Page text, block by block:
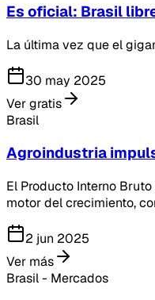
Es oficial: Brasil
La última vez que el
30 may 2025
Ver gratis
Brasil
Agroindustria
El Producto Interno
motor del crecimiento,
2 jun 2025
Ver más
Brasil - Mercados